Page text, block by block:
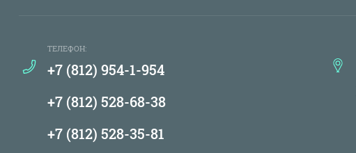
ТЕЛЕФОН:
+7 (812) 954-1-954
+7 (812) 528-68-38
+7 (812) 528-35-81